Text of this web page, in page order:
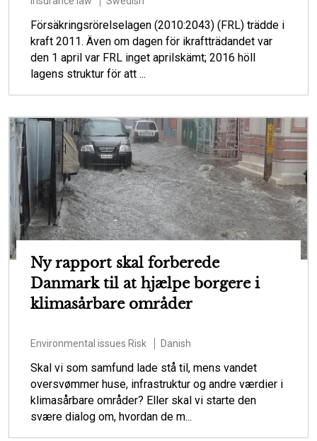
Försäkringsrörelselagen (2010:2043) (FRL) trädde i
kraft 2011. Även om dagen för ikraftträdandet var
den 1 april var FRL inget aprilskämt; 2016 höll
lagens struktur för att ...
Ny rapport skal forberede
Danmark til at hjælpe borgere i
klimasårbare områder
Environmental issues Risk Danish
Skal vi som samfund lade stå til, mens vandet
oversvømmer huse, infrastruktur og andre værdier i
klimasårbare områder? Eller skal vi starte den
svære dialog om, hvordan de m...